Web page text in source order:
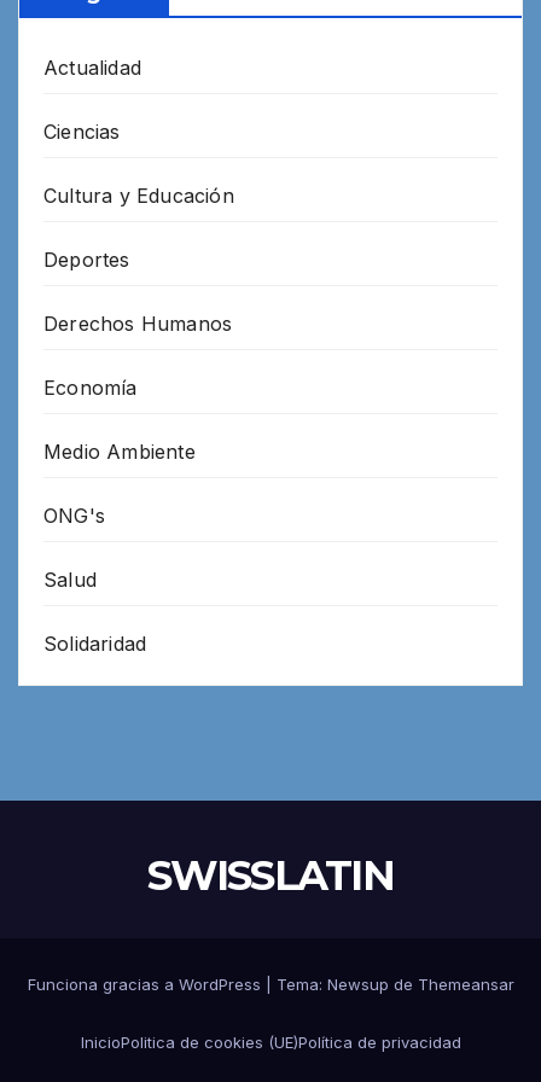
Actualidad
Ciencias
Cultura y Educación
Deportes
Derechos Humanos
Economía
Medio Ambiente
ONG's
Salud
Solidaridad
SWISSLATIN
Funciona gracias a WordPress Tema: Newsup de Themeansar
InicioPolitica de cookies (UE)Política de privacidad